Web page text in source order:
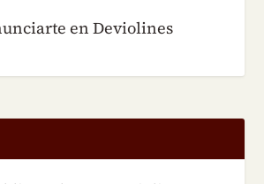
en Deviolines